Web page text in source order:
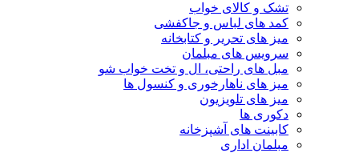
تشک و کالای خواب
کمد های لباس و جاکفشی
میز های تحریر و کتابخانه
سرویس های مبلمان
مبل های راحتی، ال و تخت خواب شو
میز های ناهارخوری و کنسول ها
میز های تلویزیون
دکوری ها
کابینت های آشپزخانه
مبلمان اداری